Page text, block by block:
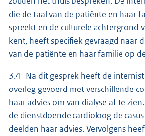
die de taal van de patiënte en haar
spreekt en de culturele achtergrond
kent, heeft specifiek gevraagd naar
van de patiënte en haar familie op
3.4 Na dit gesprek heeft de
overleg gevoerd met verschillende
haar advies om van dialyse af te
de dienstdoende cardioloog de
deelden haar advies. Vervolgens